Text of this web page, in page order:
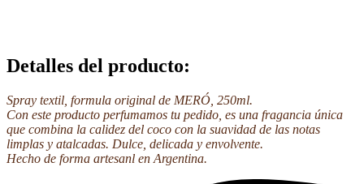
Detalles del producto:
Spray textil, formula original de MERÓ, 250ml.
Con este producto perfumamos tu pedido, es una fragancia única
que combina la calidez del coco con la suavidad de las notas
limplas y atalcadas. Dulce, delicada y envolvente.
Hecho de forma artesanl en Argentina.